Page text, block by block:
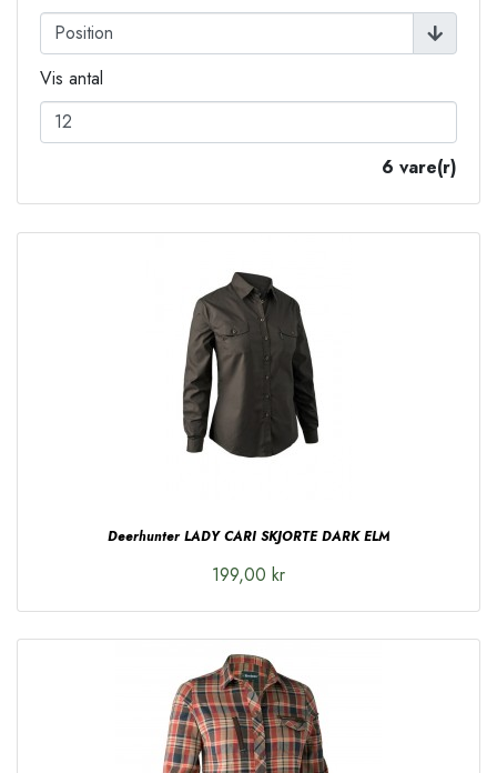
Vis antal
6 vare(r)
Deerhunter LADY CARI SKJORTE DARK ELM
199,00 kr